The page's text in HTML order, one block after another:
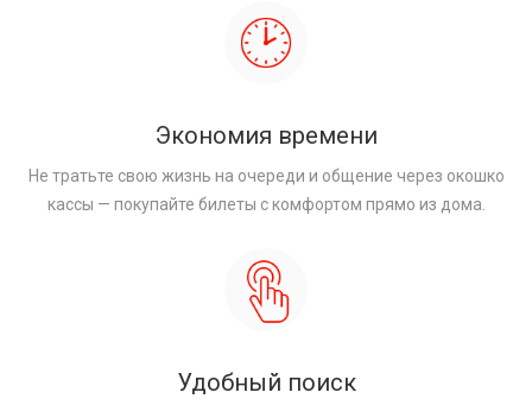
Экономия времени
Не тратьте свою жизнь на очереди и общение через окошко
кассы — покупайте билеты с комфортом прямо из дома.
Удобный поиск